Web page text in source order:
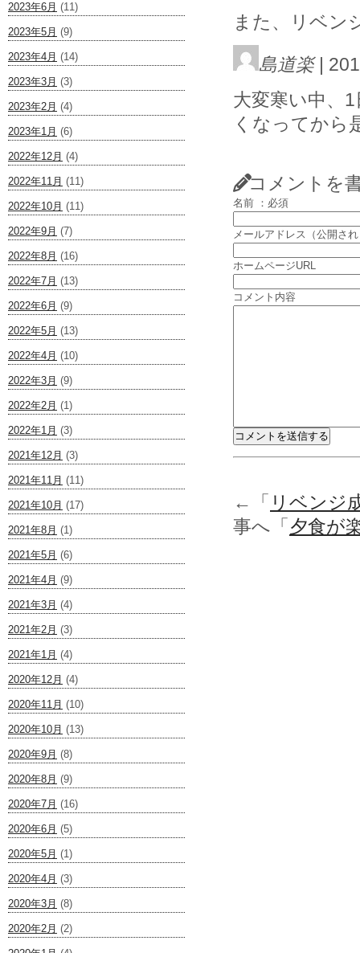
2023年6月 (11)
2023年5月 (9)
2023年4月 (14)
2023年3月 (3)
2023年2月 (4)
2023年1月 (6)
2022年12月 (4)
2022年11月 (11)
2022年10月 (11)
2022年9月 (7)
2022年8月 (16)
2022年7月 (13)
2022年6月 (9)
2022年5月 (13)
2022年4月 (10)
2022年3月 (9)
2022年2月 (1)
2022年1月 (3)
2021年12月 (3)
2021年11月 (11)
2021年10月 (17)
2021年8月 (1)
2021年5月 (6)
2021年4月 (9)
2021年3月 (4)
2021年2月 (3)
2021年1月 (4)
2020年12月 (4)
2020年11月 (10)
2020年10月 (13)
2020年9月 (8)
2020年8月 (9)
2020年7月 (16)
2020年6月 (5)
2020年5月 (1)
2020年4月 (3)
2020年3月 (8)
2020年2月 (2)
また、リベン
島道楽|
大変寒い中、
くなってから
コメントを
名前 ：必須
メールアドレス（公開さ
ホームページURL
コメント内容
←「 リベンジ
事へ「 夕食が